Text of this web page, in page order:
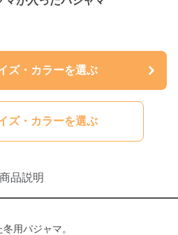
ズ・カラーを選ぶ
ズ・カラーを選ぶ
商品説明
用パジャマ。